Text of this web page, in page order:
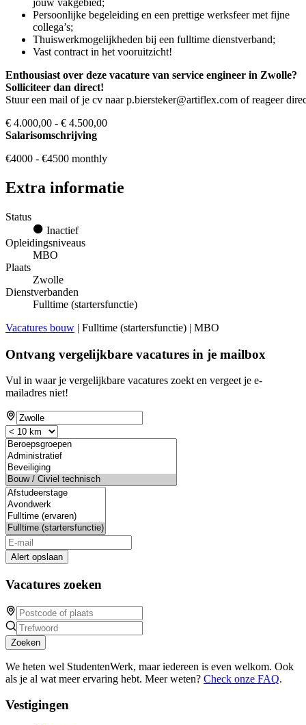
jouw vakgebied;
Persoonlijke begeleiding en een prettige werksfeer met fijne
collega’s;
Thuiswerkmogelijkheden bij een fulltime dienstverband;
Vast contract in het vooruitzicht!
Enthousiast over deze vacature van service engineer in Zwolle?
Solliciteer dan direct!
Stuur een mail of je cv naar p.biersteker@artiflex.com of reageer
€ 4.000,00 - € 4.500,00
Salarisomschrijving
€4000 - €4500 monthly
Extra informatie
Status
Inactief
Opleidingsniveaus
MBO
Plaats
Zwolle
Dienstverbanden
Fulltime (startersfunctie)
Vacatures bouw | Fulltime (startersfunctie) | MBO
Ontvang vergelijkbare vacatures in je mailbox
Vul in waar je vergelijkbare vacatures zoekt en vergeet je e-
mailadres niet!
Alert opslaan
Vacatures zoeken
Zoeken
We heten wel StudentenWerk, maar iedereen is even welkom. Ook
als je al wat meer ervaring hebt. Meer weten? Check onze FAQ.
Vestigingen